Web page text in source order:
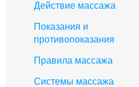
Действие массажа
Показания и
противопоказания
Правила массажа
Системы массажа